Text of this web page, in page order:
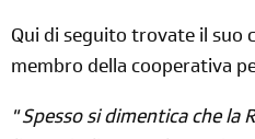
Qui di seguito trovate il suo
membro della cooperativa
" Spesso si dimentica che la